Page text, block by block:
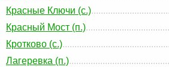
Красные Ключи (с.)
Красный Мост (п.)
Кротково (с.)
Лагеревка (п.)